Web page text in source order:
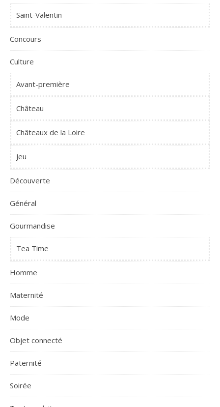
Saint-Valentin
Concours
Culture
Avant-première
Château
Châteaux de la Loire
Jeu
Découverte
Général
Gourmandise
Tea Time
Homme
Maternité
Mode
Objet connecté
Paternité
Soirée